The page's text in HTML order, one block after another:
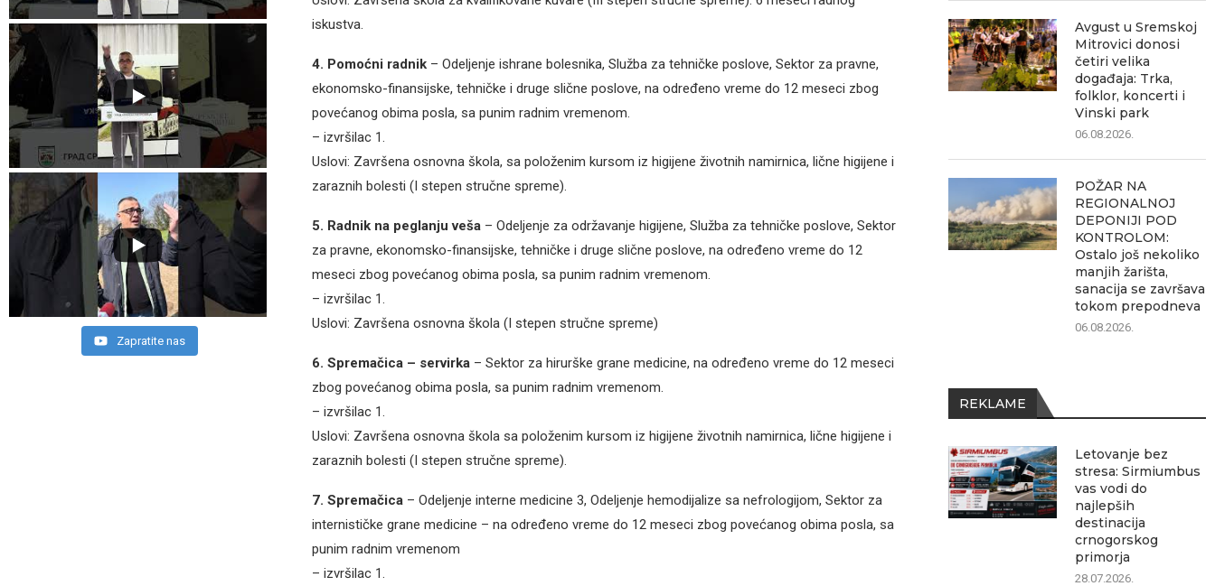
iskustva.
4. Pomoćni radnik– Odeljenje ishrane bolesnika, Služba za tehničke poslove, Sektor za pravne,
ekonomsko-finansijske, tehničke i druge slične poslove, na određeno vreme do 12 meseci zbog
povećanog obima posla, sa punim radnim vremenom.
– izvršilac 1.
Uslovi: Završena osnovna škola, sa položenim kursom iz higijene životnih namirnica, lične higijene i
zaraznih bolesti (I stepen stručne spreme).
5. Radnik na peglanju veša– Odeljenje za održavanje higijene, Služba za tehničke poslove, Sektor
za pravne, ekonomsko-finansijske, tehničke i druge slične poslove, na određeno vreme do 12
meseci zbog povećanog obima posla, sa punim radnim vremenom.
– izvršilac 1.
Uslovi: Završena osnovna škola (I stepen stručne spreme)
6. Spremačica – servirka– Sektor za hirurške grane medicine, na određeno vreme do 12 meseci
zbog povećanog obima posla, sa punim radnim vremenom.
– izvršilac 1.
Uslovi: Završena osnovna škola sa položenim kursom iz higijene životnih namirnica, lične higijene i
zaraznih bolesti (I stepen stručne spreme).
7. Spremačica– Odeljenje interne medicine 3, Odeljenje hemodijalize sa nefrologijom, Sektor za
internističke grane medicine – na određeno vreme do 12 meseci zbog povećanog obima posla, sa
punim radnim vremenom
– izvršilac 1.
Avgust u Sremskoj
Mitrovici donosi
četiri velika
događaja: Trka,
folklor, koncerti i
Vinski park
06.08.2026.
POŽAR NA
REGIONALNOJ
DEPONIJI POD
KONTROLOM:
Ostalo još nekoliko
manjih žarišta,
sanacija se završava
tokom prepodneva
06.08.2026.
REKLAME
Letovanje bez
stresa: Sirmiumbus
vas vodi do
najlepših
destinacija
crnogorskog
primorja
28.07.2026.
Zapratite nas